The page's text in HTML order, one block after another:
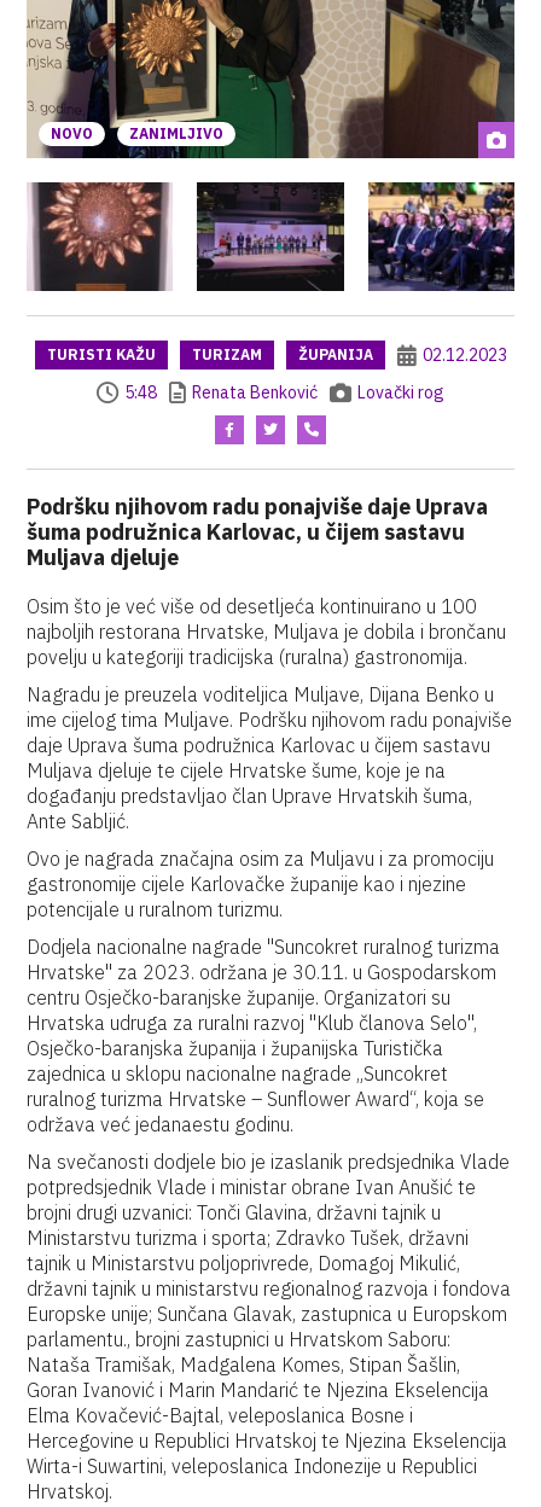
NOVO ZANIMLJIVO
TURISTI KAŽU TURIZAM ŽUPANIJA
02.12.2023
5:48
Renata Benković Lovački rog
Podršku njihovom radu ponajviše daje Uprava
šuma podružnica Karlovac, u čijem sastavu
Muljava djeluje
Osim što je već više od desetljeća kontinuirano u 100
najboljih restorana Hrvatske, Muljava je dobila i brončanu
povelju u kategoriji tradicijska (ruralna) gastronomija.
Nagradu je preuzela voditeljica Muljave, Dijana Benko u
ime cijelog tima Muljave. Podršku njihovom radu ponajviše
daje Uprava šuma podružnica Karlovac u čijem sastavu
Muljava djeluje te cijele Hrvatske šume, koje je na
događanju predstavljao član Uprave Hrvatskih šuma,
Ante Sabljić.
Ovo je nagrada značajna osim za Muljavu i za promociju
gastronomije cijele Karlovačke županije kao i njezine
potencijale u ruralnom turizmu.
Dodjela nacionalne nagrade "Suncokret ruralnog turizma
Hrvatske" za 2023. održana je 30.11. u Gospodarskom
centru Osječko-baranjske županije. Organizatori su
Hrvatska udruga za ruralni razvoj "Klub članova Selo",
Osječko-baranjska županija i županijska Turistička
zajednica u sklopu nacionalne nagrade „Suncokret
ruralnog turizma Hrvatske – Sunflower Award“, koja se
održava već jedanaestu godinu.
Na svečanosti dodjele bio je izaslanik predsjednika Vlade
potpredsjednik Vlade i ministar obrane Ivan Anušić te
brojni drugi uzvanici: Tonči Glavina, državni tajnik u
Ministarstvu turizma i sporta; Zdravko Tušek, državni
tajnik u Ministarstvu poljoprivrede, Domagoj Mikulić,
državni tajnik u ministarstvu regionalnog razvoja i fondova
Europske unije; Sunčana Glavak, zastupnica u Europskom
parlamentu., brojni zastupnici u Hrvatskom Saboru:
Nataša Tramišak, Madgalena Komes, Stipan Šašlin,
Goran Ivanović i Marin Mandarić te Njezina Ekselencija
Elma Kovačević-Bajtal, veleposlanica Bosne i
Hercegovine u Republici Hrvatskoj te Njezina Ekselencija
Wirta-i Suwartini, veleposlanica Indonezije u Republici
Hrvatskoj.